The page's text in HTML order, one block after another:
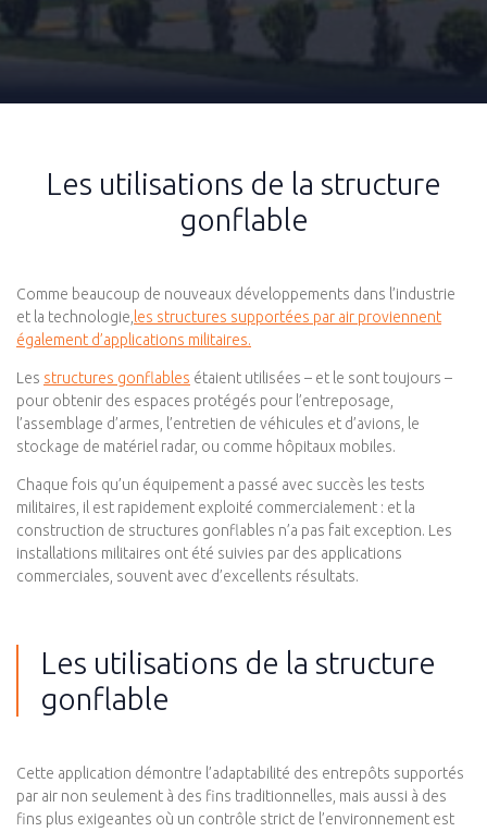
Les utilisations de la structure
gonflable
Comme beaucoup de nouveaux développements dans l’industrie
et la technologie, les structures supportées par air proviennent
également d’applications militaires.
Les structures gonflables étaient utilisées – et le sont toujours –
pour obtenir des espaces protégés pour l’entreposage,
l’assemblage d’armes, l’entretien de véhicules et d’avions, le
stockage de matériel radar, ou comme hôpitaux mobiles.
Chaque fois qu’un équipement a passé avec succès les tests
militaires, il est rapidement exploité commercialement : et la
construction de structures gonflables n’a pas fait exception. Les
installations militaires ont été suivies par des applications
commerciales, souvent avec d’excellents résultats.
Les utilisations de la structure
gonflable
Cette application démontre l’adaptabilité des entrepôts supportés
par air non seulement à des fins traditionnelles, mais aussi à des
fins plus exigeantes où un contrôle strict de l’environnement est